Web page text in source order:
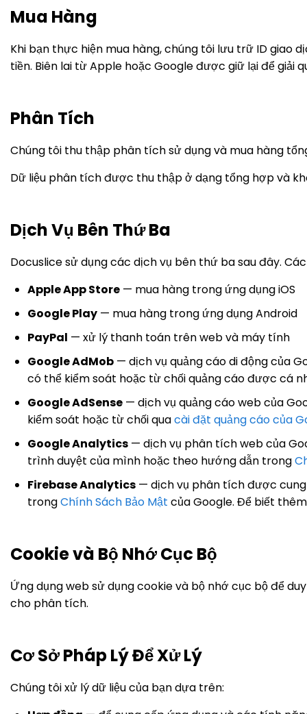
Mua Hàng
Khi bạn thực hiện mua hàng, chúng tôi lưu trữ ID giao
tiền. Biên lai từ Apple hoặc Google được giữ lại để giải
Phân Tích
Chúng tôi thu thập phân tích sử dụng và mua hàng
Dữ liệu phân tích được thu thập ở dạng tổng hợp và
Dịch Vụ Bên Thứ Ba
Docuslice sử dụng các dịch vụ bên thứ ba sau đây.
Apple App Store — mua hàng trong ứng dụng iOS
Google Play — mua hàng trong ứng dụng Android
PayPal — xử lý thanh toán trên web và máy tính
Google AdMob — dịch vụ quảng cáo di động của
có thể kiểm soát hoặc từ chối quảng cáo được cá
Google AdSense — dịch vụ quảng cáo web của
kiểm soát hoặc từ chối quacài đặt quảng cáo của
Google Analytics — dịch vụ phân tích web của
trình duyệt của mình hoặc theo hướng dẫn trong
Firebase Analytics — dịch vụ phân tích được
trongChính Sách Bảo Mật của Google. Để biết
Cookie và Bộ Nhớ Cục Bộ
Ứng dụng web sử dụng cookie và bộ nhớ cục bộ để
cho phân tích.
Cơ Sở Pháp Lý Để Xử Lý
Chúng tôi xử lý dữ liệu của bạn dựa trên: